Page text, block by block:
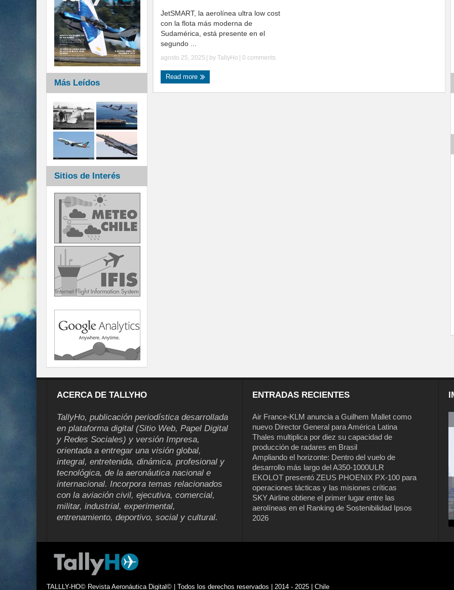
JetSMART, la aerolínea ultra low cost
con la flota más moderna de
Sudamérica, está presente en el
segundo ...
agosto 25, 2025 | by TallyHo 0 comments
Read more
Más Leídos
Sitios de Interés
ACERCA DE TALLYHO
TallyHo, publicación periodística desarrollada
en plataforma digital (Sitio Web, Papel Digital
y Redes Sociales) y versión Impresa,
orientada a entregar una visión global,
integral, entretenida, dinámica, profesional y
tecnológica, de la aeronáutica nacional e
internacional. Incorpora temas relacionados
con la aviación civil, ejecutiva, comercial,
militar, industrial, experimental,
entrenamiento, deportivo, social y cultural.
ENTRADAS RECIENTES
Air France-KLM anuncia a Guilhem Mallet como
nuevo Director General para América Latina
Thales multiplica por diez su capacidad de
producción de radares en Brasil
Ampliando el horizonte: Dentro del vuelo de
desarrollo más largo del A350-1000ULR
EKOLOT presentó ZEUS PHOENIX PX-100 para
operaciones tácticas y las misiones críticas
SKY Airline obtiene el primer lugar entre las
aerolíneas en el Ranking de Sostenibilidad Ipsos
2026
Air France-KLM anuncia a Guilhem
Mallet como nuevo Director General
para América Latina
TALLLY-HO© Revista Aeronáutica Digital© | Todos los derechos reservados | 2014 - 2025 | Chile